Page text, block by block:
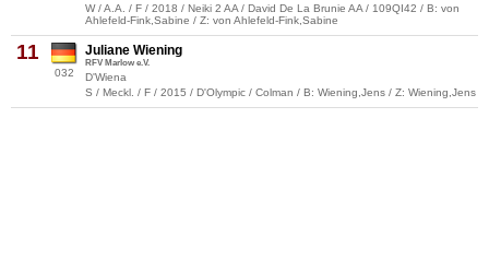
W / A.A. / F / 2018 / Neiki 2 AA / David De La Brunie AA / 109QI42 / B: von
Ahlefeld-Fink,Sabine / Z: von Ahlefeld-Fink,Sabine
11
032
Juliane Wiening
RFV Marlow e.V.
D'Wiena
S / Meckl. / F / 2015 / D'Olympic / Colman / B: Wiening,Jens / Z: Wiening,Jens